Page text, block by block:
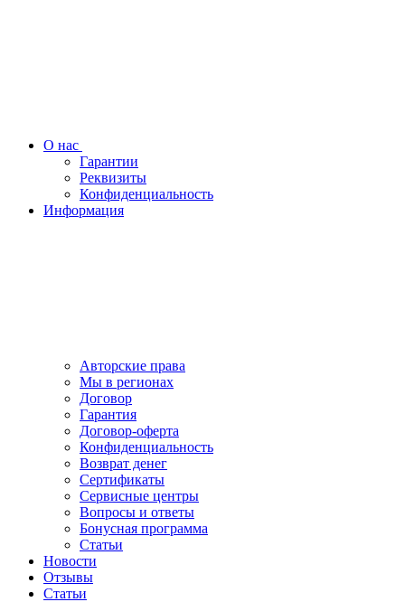
О нас
Гарантии
Реквизиты
Конфиденциальность
Информация
Авторские права
Мы в регионах
Договор
Гарантия
Договор-оферта
Конфиденциальность
Возврат денег
Сертификаты
Сервисные центры
Вопросы и ответы
Бонусная программа
Статьи
Новости
Отзывы
Статьи